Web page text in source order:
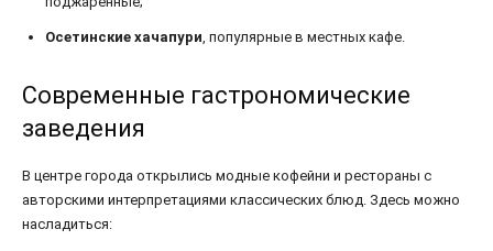
Осетинские хачапури, популярные в местных кафе.
Современные гастрономические
заведения
В центре города открылись модные кофейни и рестораны с
авторскими интерпретациями классических блюд. Здесь можно
насладиться: